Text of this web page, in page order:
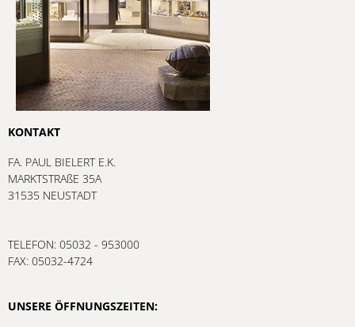
KONTAKT
FA. PAUL BIELERT E.K.
MARKTSTRAßE 35A
31535 NEUSTADT
TELEFON: 05032 - 953000
FAX: 05032-4724
UNSERE ÖFFNUNGSZEITEN: